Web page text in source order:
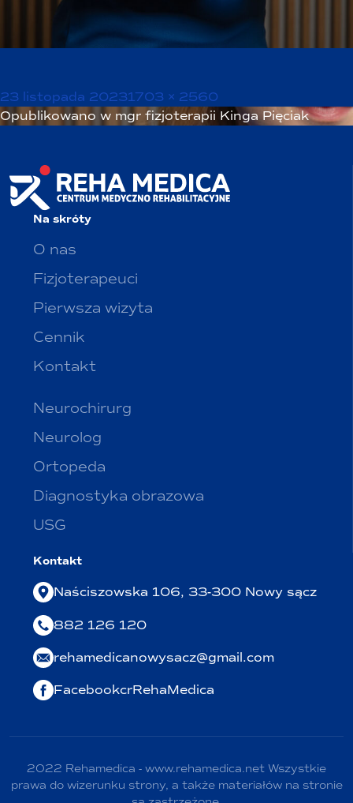
Opublikowano
23 listopada 2023Pełny
rozmiar
1703 × 2560
Nawigacja
Opublikowano w mgr fizjoterapii Kinga Pięciak
Na skróty
O nas
Fizjoterapeuci
Pierwsza wizyta
Cennik
Kontakt
Neurochirurg
Neurolog
Ortopeda
Diagnostyka obrazowa
USG
Kontakt
Naściszowska 106, 33-300 Nowy sącz
882 126 120
rehamedicanowysacz@gmail.com
FacebookcrRehaMedica
2022 Rehamedica - www.rehamedica.net Wszystkie
prawa do wizerunku strony, a także materiałów na stronie